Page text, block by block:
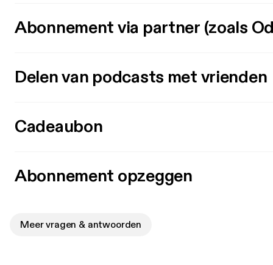
Abonnement via partner (zoals
Delen van podcasts met vrienden
Cadeaubon
Abonnement opzeggen
Meer vragen & antwoorden